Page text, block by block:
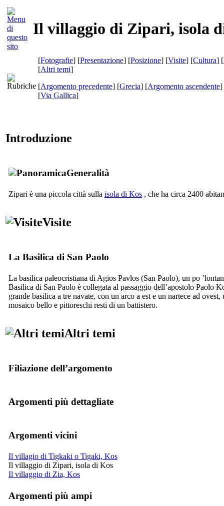
Il villaggio di Zipari, isola
[Fotografie] [Presentazione] [Posizione] [Visite] [Cultura] [
[Altri temi]
[Argomento precedente] [Grecia] [Argomento ascendente]
[Via Gallica]
Introduzione
Generalità
Zipari è una piccola città sulla isola di Kos , che ha circa 2400
Visite
La Basilica di San Paolo
La basilica paleocristiana di Agios Pavlos (San Paolo), un po
Basilica di San Paolo è collegata al passaggio dell’apostolo Paolo
grande basilica a tre navate, con un arco a est e un nartece ad
mosaico bello e pittoreschi resti di un battistero.
Altri temi
Filiazione dell’argomento
Argomenti più dettagliate
Argomenti vicini
Il villagio di Tigkaki o Tigaki, Kos
Il villaggio di Zipari, isola di Kos
Il villaggio di Zia, Kos
Argomenti più ampi